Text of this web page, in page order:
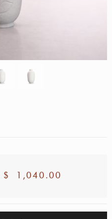
$ 1,040.00